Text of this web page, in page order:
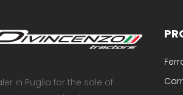
in Puglia for the sale of